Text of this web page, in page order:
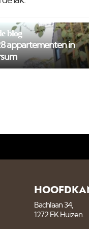
blog
appartementen in
Bachlaan 34,
1272 EK Huizen.